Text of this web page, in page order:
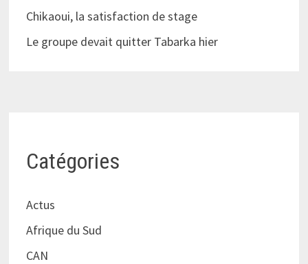
Chikaoui, la satisfaction de stage
Le groupe devait quitter Tabarka hier
Catégories
Actus
Afrique du Sud
CAN